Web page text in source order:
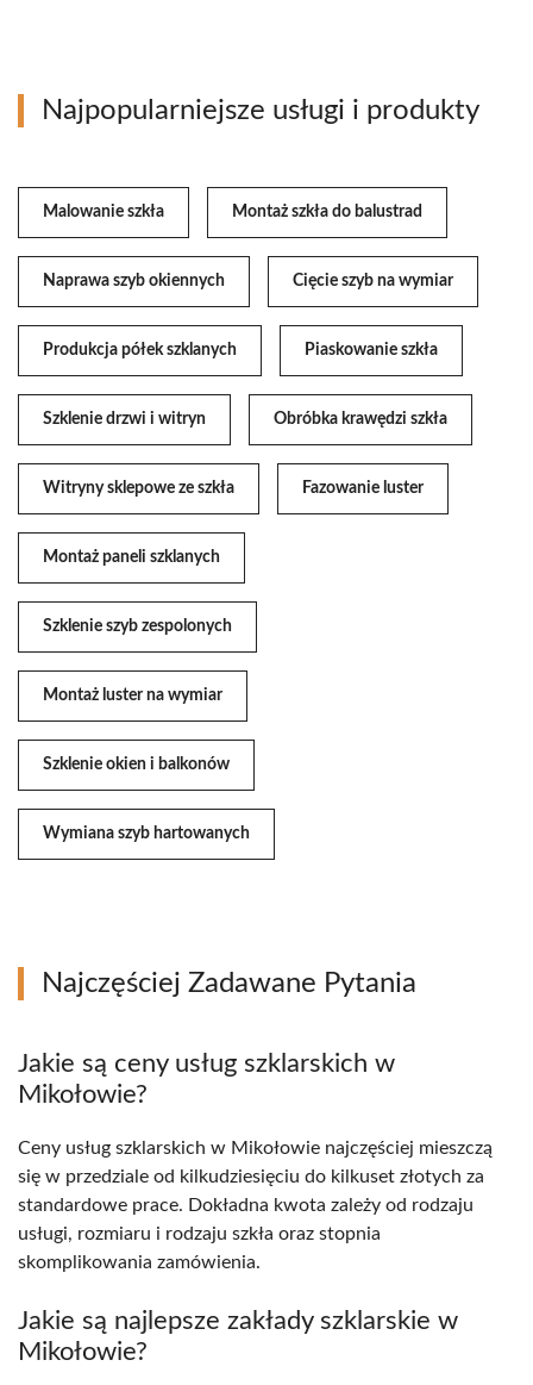
Najpopularniejsze usługi i produkty
Malowanie szkła Montaż szkła do balustrad
Naprawa szyb okiennych Cięcie szyb na wymiar
Produkcja półek szklanych Piaskowanie szkła
Szklenie drzwi i witryn Obróbka krawędzi szkła
Witryny sklepowe ze szkła Fazowanie luster
Montaż paneli szklanych
Szklenie szyb zespolonych
Montaż luster na wymiar
Szklenie okien i balkonów
Wymiana szyb hartowanych
Najczęściej Zadawane Pytania
Jakie są ceny usług szklarskich w
Mikołowie?
Ceny usług szklarskich w Mikołowie najczęściej mieszczą
się w przedziale od kilkudziesięciu do kilkuset złotych za
standardowe prace. Dokładna kwota zależy od rodzaju
usługi, rozmiaru i rodzaju szkła oraz stopnia
skomplikowania zamówienia.
Jakie są najlepsze zakłady szklarskie w
Mikołowie?